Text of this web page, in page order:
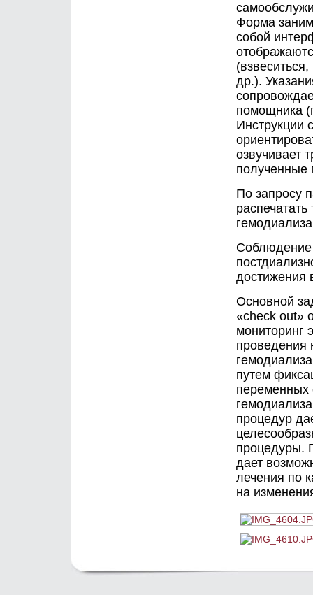
Форма
собой
др.).
помощника
Инструкции
озвучивает
полученные
По запросу
Соблюдение
достижения
Основной
«check out»
мониторинг
проведения
путем
переменных
процедур
процедуры.
дает
лечения по
на